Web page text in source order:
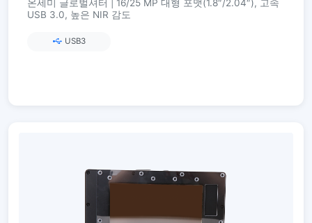
온세미 글로벌셔터 | 16/25 MP 대형 포맷(1.8″/2.04″), 고속
USB 3.0, 높은 NIR 감도
USB3